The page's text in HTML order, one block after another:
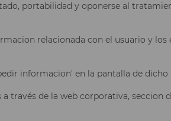
portabilidad y oponerse al
relacionada con el usuario y los
informacion' en la pantalla de dicho
través de la web corporativa, seccion